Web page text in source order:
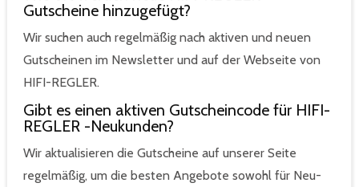
Gutscheine hinzugefügt?
Wir suchen auch regelmäßig nach aktiven und neuen
Gutscheinen im Newsletter und auf der Webseite von
HIFI-REGLER.
Gibt es einen aktiven Gutscheincode für HIFI-
REGLER -Neukunden?
Wir aktualisieren die Gutscheine auf unserer Seite
regelmäßig, um die besten Angebote sowohl für Neu-